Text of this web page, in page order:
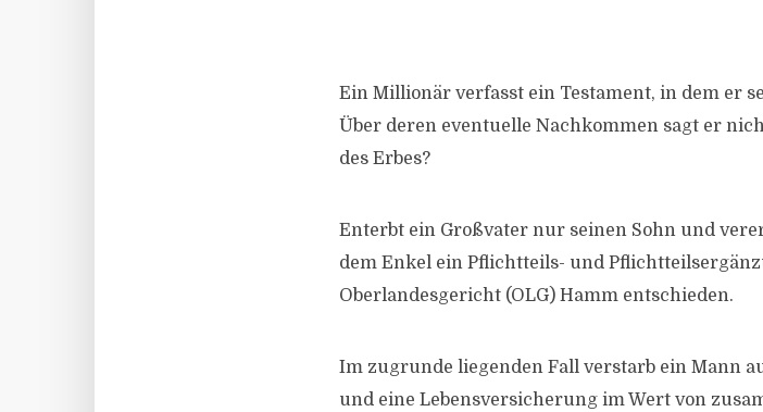
Ein Millionär verfasst ein Testament, in dem er
Über deren eventuelle Nachkommen sagt er
des Erbes?
Enterbt ein Großvater nur seinen Sohn und
dem Enkel ein Pflichtteils- und
Oberlandesgericht (OLG) Hamm entschieden.
Im zugrunde liegenden Fall verstarb ein Mann
und eine Lebensversicherung im Wert von